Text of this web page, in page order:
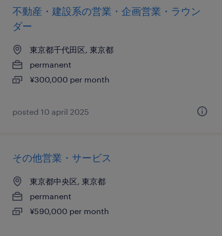
不動産・建設系の営業・企画営業・ラウン
ダー
東京都千代田区, 東京都
permanent
¥300,000 per month
posted 10 april 2025
その他営業・サービス
東京都中央区, 東京都
permanent
¥590,000 per month